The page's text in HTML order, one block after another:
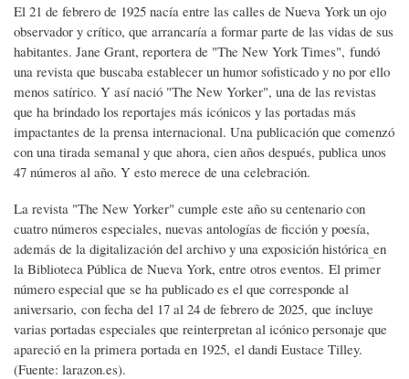
El 21 de febrero de 1925 nacía entre las calles de Nueva York un ojo
observador y crítico, que arrancaría a formar parte de las vidas de sus
habitantes. Jane Grant, reportera de "The New York Times", fundó
una revista que buscaba establecer un humor sofisticado y no por ello
menos satírico. Y así nació "The New Yorker", una de las revistas
que ha brindado los reportajes más icónicos y las portadas más
impactantes de la prensa internacional. Una publicación que comenzó
con una tirada semanal y que ahora, cien años después, publica unos
47 números al año. Y esto merece de una celebración.
La revista "The New Yorker" cumple este año su centenario con
cuatro números especiales, nuevas antologías de ficción y poesía,
además de la digitalización del archivo y una exposición histórica en
la Biblioteca Pública de Nueva York, entre otros eventos. El primer
número especial que se ha publicado es el que corresponde al
aniversario, con fecha del 17 al 24 de febrero de 2025, que incluye
varias portadas especiales que reinterpretan al icónico personaje que
apareció en la primera portada en 1925, el dandi Eustace Tilley.
(Fuente: larazon.es).